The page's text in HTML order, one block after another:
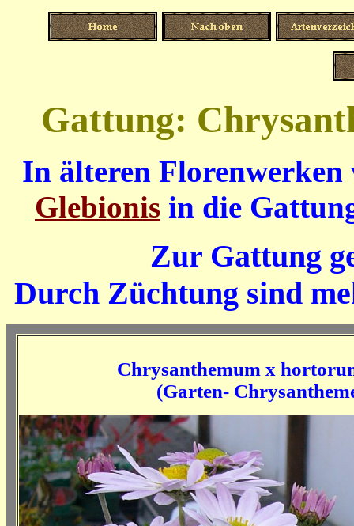
Gattung:
In älteren
Glebionis in die
Zur Gattung
Durch Züchtung sind
Chrysanthemum x
(Garten-